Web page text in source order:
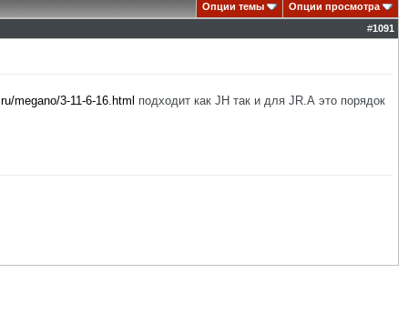
Опции темы
Опции просмотра
#1091
megano/3-11-6-16.html подходит как JH так и для JR.А это порядок